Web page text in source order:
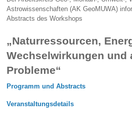
Astrowissenschaften (AK GeoMUWA)
Abstracts des Workshops
„Naturressourcen,
Wechselwirkungen und
Probleme“
Programm und Abstracts
Veranstaltungsdetails